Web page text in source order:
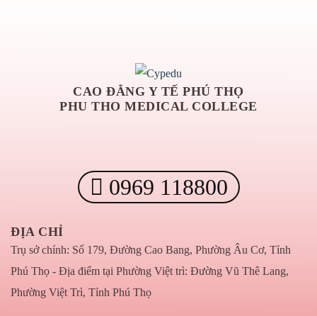
CAO ĐẲNG Y TẾ PHÚ THỌ
PHU THO MEDICAL COLLEGE
0969 118800
ĐỊA CHỈ
Trụ sở chính: Số 179, Đường Cao Bang, Phường Âu Cơ, Tỉnh
Phú Thọ - Địa điểm tại Phường Việt trì: Đường Vũ Thê Lang,
Phường Việt Trì, Tỉnh Phú Thọ